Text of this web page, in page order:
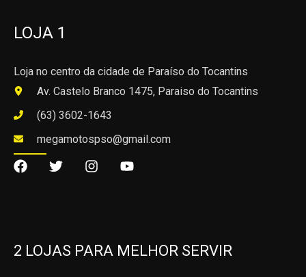
LOJA 1
Loja no centro da cidade de Paraíso do Tocantins
Av. Castelo Branco 1475, Paraiso do Tocantins
(63) 3602-1643
megamotospso@gmail.com
2 LOJAS PARA MELHOR SERVIR